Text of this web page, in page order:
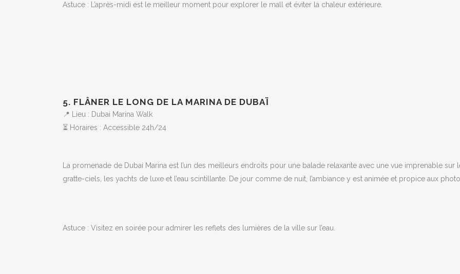
Astuce : L’après-midi est le meilleur moment pour explorer le mall et éviter la chaleur extérieure.
5. FLÂNER LE LONG DE LA MARINA DE DUBAÏ
📍 Lieu : Dubai Marina Walk
⏳ Horaires : Accessible 24h/24
La promenade de Dubai Marina est l’un des meilleurs endroits pour une balade relaxante avec une vue imprenable sur
gratte-ciels, les yachts de luxe et l’eau scintillante. De jour comme de nuit, l’ambiance y est animée et propice aux
Astuce : Visitez en soirée pour admirer les reflets des lumières de la ville sur l’eau.